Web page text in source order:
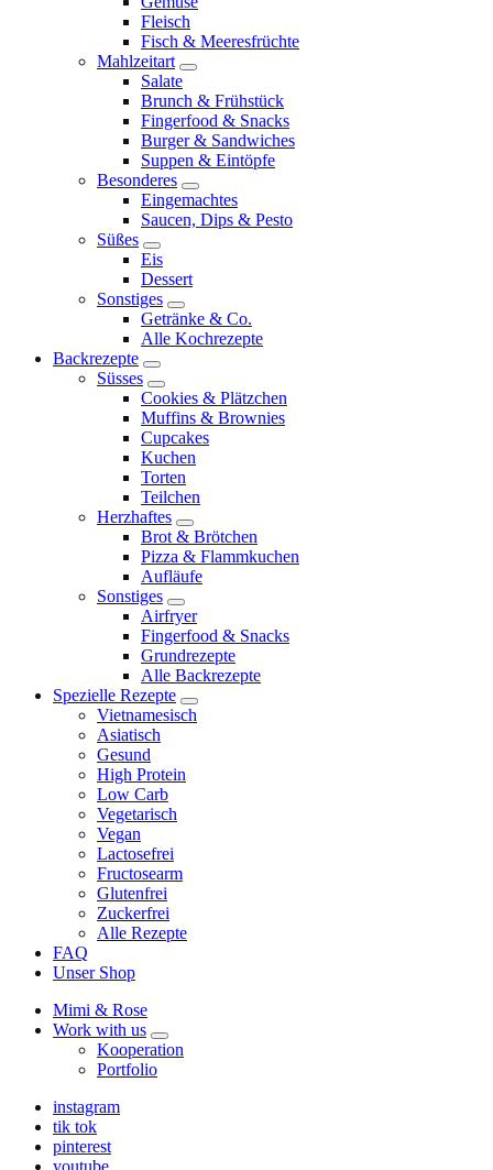
Fleisch
Fisch & Meeresfrüchte
Mahlzeitart
expand
child
menu
Salate
Brunch & Frühstück
Fingerfood & Snacks
Burger & Sandwiches
Suppen & Eintöpfe
Besonderes
expand
child
menu
Eingemachtes
Saucen, Dips & Pesto
Süßes
expand
child
menu
Eis
Dessert
Sonstiges
expand
child
menu
Getränke & Co.
Alle Kochrezepte
Backrezepte
expand
child
menu
Süsses
expand
child
menu
Cookies & Plätzchen
Muffins & Brownies
Cupcakes
Kuchen
Torten
Teilchen
Herzhaftes
expand
child
menu
Brot & Brötchen
Pizza & Flammkuchen
Aufläufe
Sonstiges
expand
child
menu
Airfryer
Fingerfood & Snacks
Grundrezepte
Alle Backrezepte
Spezielle Rezepte
expand
child
Vietnamesisch
Asiatisch
Gesund
High Protein
Low Carb
Vegetarisch
Vegan
Lactosefrei
Fructosearm
Glutenfrei
Zuckerfrei
Alle Rezepte
FAQ
Unser Shop
Mimi & Rose
Work with us
expand
child
Kooperation
Portfolio
instagram
tik tok
pinterest